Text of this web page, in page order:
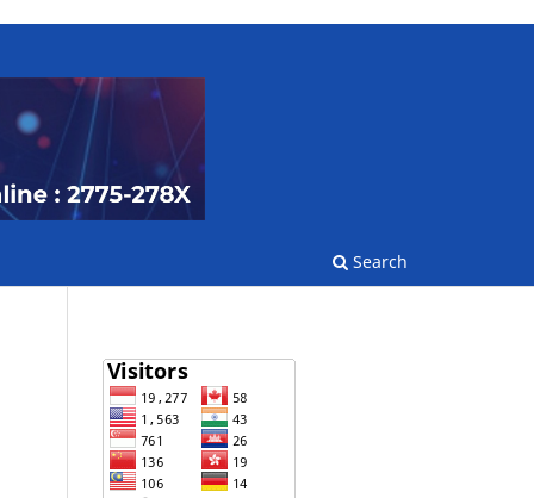
Search